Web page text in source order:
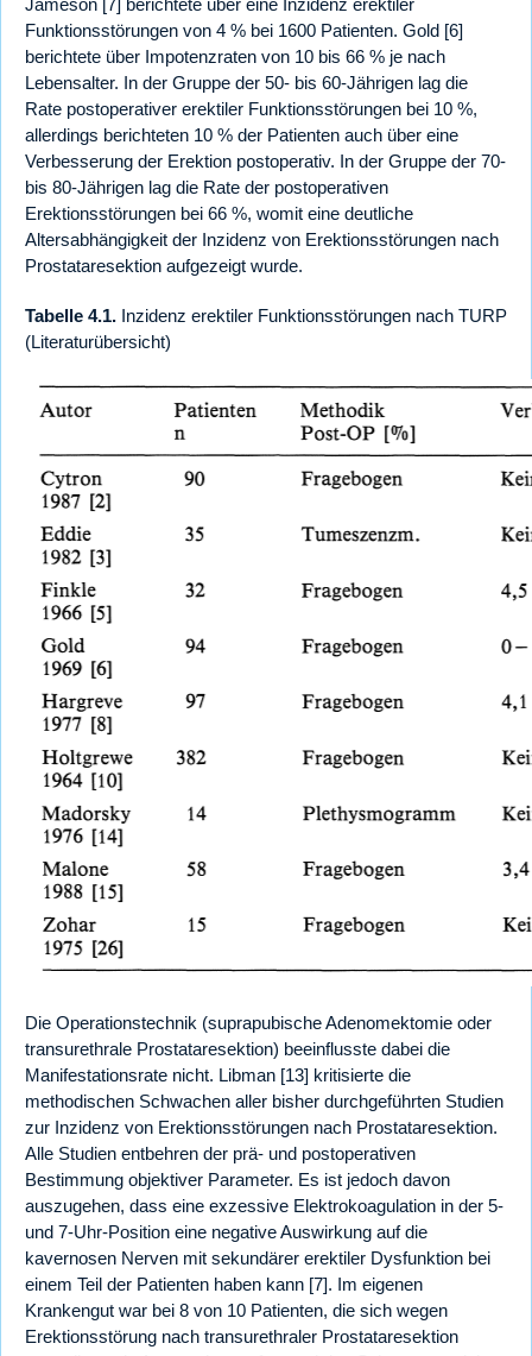
Funktionsstörungen von 4 % bei 1600 Patienten. Gold [6]
berichtete über Impotenzraten von 10 bis 66 % je nach
Lebensalter. In der Gruppe der 50- bis 60-Jährigen lag die
Rate postoperativer erektiler Funktionsstörungen bei 10 %,
allerdings berichteten 10 % der Patienten auch über eine
Verbesserung der Erektion postoperativ. In der Gruppe der 70-
bis 80-Jährigen lag die Rate der postoperativen
Erektionsstörungen bei 66 %, womit eine deutliche
Altersabhängigkeit der Inzidenz von Erektionsstörungen nach
Prostataresektion aufgezeigt wurde.
Tabelle 4.1. Inzidenz erektiler Funktionsstörungen nach TURP
(Literaturübersicht)
Die Operationstechnik (suprapubische Adenomektomie oder
transurethrale Prostataresektion) beeinflusste dabei die
Manifestationsrate nicht. Libman [13] kritisierte die
methodischen Schwachen aller bisher durchgeführten Studien
zur Inzidenz von Erektionsstörungen nach Prostataresektion.
Alle Studien entbehren der prä- und postoperativen
Bestimmung objektiver Parameter. Es ist jedoch davon
auszugehen, dass eine exzessive Elektrokoagulation in der 5-
und 7-Uhr-Position eine negative Auswirkung auf die
kavernosen Nerven mit sekundärer erektiler Dysfunktion bei
einem Teil der Patienten haben kann [7]. Im eigenen
Krankengut war bei 8 von 10 Patienten, die sich wegen
Erektionsstörung nach transurethraler Prostataresektion